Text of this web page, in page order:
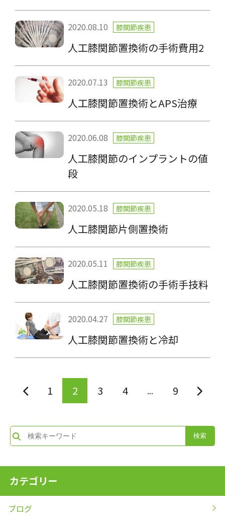
2020.08.10 膝関節疾患
人工膝関節置換術の手術費用2
2020.07.13 膝関節疾患
人工膝関節置換術とAPS治療
2020.06.08 膝関節疾患
人工膝関節のインプラントの値
段
2020.05.18 膝関節疾患
人工膝関節片側置換術
2020.05.11 膝関節疾患
人工膝関節置換術の手術手技料
2020.04.27 膝関節疾患
人工膝関節置換術と冷却
1 2 3 4 ... 9
カテゴリー
ブログ